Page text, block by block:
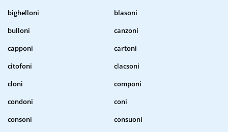
bighelloni
blasoni
bulloni
canzoni
capponi
cartoni
citofoni
clacsoni
cloni
componi
condoni
coni
consoni
consuoni